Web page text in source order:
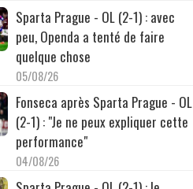
Sparta Prague - OL (2-1) : avec
peu, Openda a tenté de faire
quelque chose
05/08/26
Fonseca après Sparta Prague - OL
(2-1) : "Je ne peux expliquer cette
performance"
04/08/26